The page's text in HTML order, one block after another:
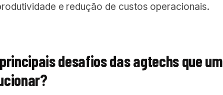
e redução de custos operacionais.
desafios das agtechs que um